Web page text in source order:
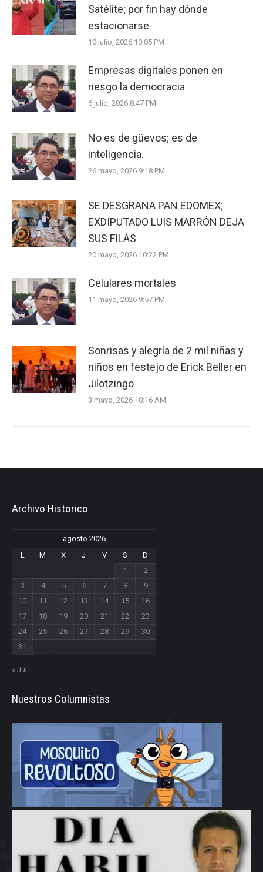
Satélite; por fin hay dónde
estacionarse
10 julio, 2026 10:05 PM
Empresas digitales ponen en
riesgo la democracia
6 julio, 2026 8:47 PM
No es de güevos; es de
inteligencia.
26 mayo, 2026 9:18 PM
SE DESGRANA PAN EDOMEX;
EXDIPUTADO LUIS MARRÓN DEJA
SUS FILAS
20 mayo, 2026 10:22 PM
Celulares mortales
11 mayo, 2026 9:57 PM
Sonrisas y alegría de 2 mil niñas y
niños en festejo de Erick Beller en
Jilotzingo
3 mayo, 2026 10:16 AM
Archivo Historico
agosto 2026
L
M X J V S
D
1
2
3
4 5 6 7 8
9
10
11 12 13 14 15
16
17
18 19 20 21 22
23
24
25 26 27 28 29
30
31
« Jul
Nuestros Columnistas